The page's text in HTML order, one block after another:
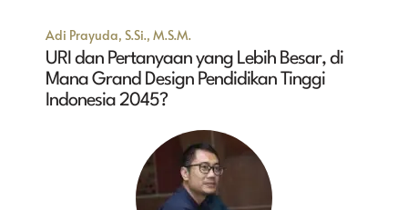
Adi Prayuda, S.Si., M.S.M.
URI dan Pertanyaan yang Lebih Besar, di
Mana Grand Design Pendidikan Tinggi
Indonesia 2045?